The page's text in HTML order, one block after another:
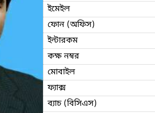
ইমেইল
ফোন (অফিস)
ইন্টারকম
কক্ষ নম্বর
মোবাইল
ফ্যাক্স
ব্যাচ (বিসিএস)